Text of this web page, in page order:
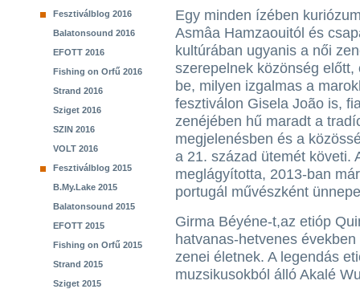
Fesztiválblog 2016
Balatonsound 2016
EFOTT 2016
Fishing on Orfű 2016
Strand 2016
Sziget 2016
SZIN 2016
VOLT 2016
Fesztiválblog 2015
B.My.Lake 2015
Balatonsound 2015
EFOTT 2015
Fishing on Orfű 2015
Strand 2015
Sziget 2015
Egy minden ízében
Asmâa Hamzaouitól és
kultúrában ugyanis a női
szerepelnek közönség
be, milyen izgalmas a
fesztiválon Gisela João is,
zenéjében hű maradt a
megjelenésben és a
a 21. század ütemét követi.
meglágyította, 2013-ban
portugál művészként
Girma Béyéne-t,az etióp
hatvanas-hetvenes
zenei életnek. A legendás
muzsikusokból álló Akalé